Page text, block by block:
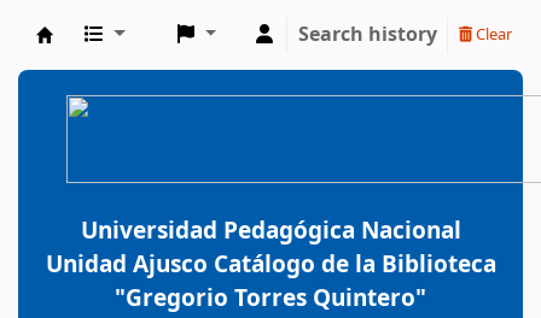
BiblioGTQ
Search history Clear
Universidad Pedagógica Nacional
Unidad Ajusco Catálogo de la Biblioteca
"Gregorio Torres Quintero"